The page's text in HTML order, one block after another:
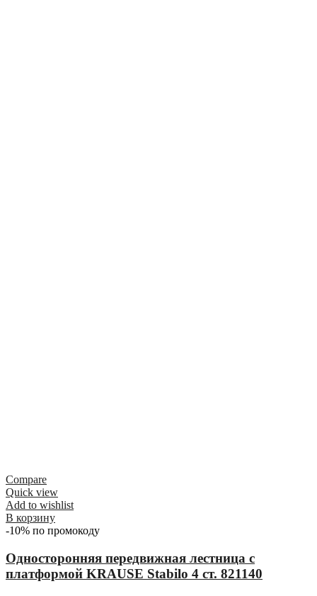
Compare
Quick view
Add to wishlist
В корзину
-10% по промокоду
Односторонняя передвижная лестница с
платформой KRAUSE Stabilo 4 ст. 821140